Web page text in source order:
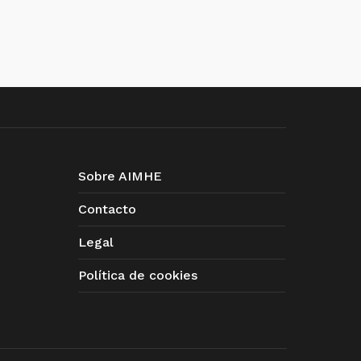
Sobre AIMHE
Contacto
Legal
Política de cookies